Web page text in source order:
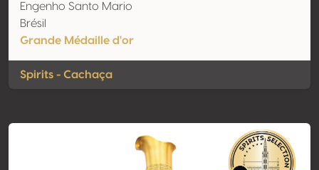
Engenho Santo Mario
Brésil
Grande Médaille d'or
Spirits - Cachaça